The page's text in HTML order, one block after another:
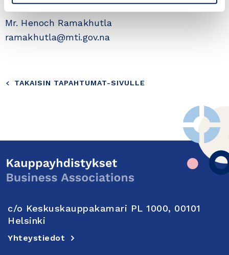
Mr. Henoch Ramakhutla
ramakhutla@mti.gov.na
TAKAISIN TAPAHTUMAT-SIVULLE
c/o Keskuskauppakamari PL 1000, 00101
Helsinki
Yhteystiedot